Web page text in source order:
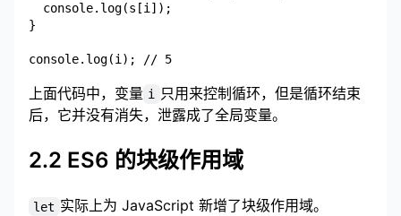
  console.log(s[i]);
}
上面代码中，变量 i
只用来控制循环，但是循环结束
后，它并没有消失，泄露成了全局变量。
2.2 ES6 的块级作用域
let 实际上为 JavaScript 新增了块级作用域。